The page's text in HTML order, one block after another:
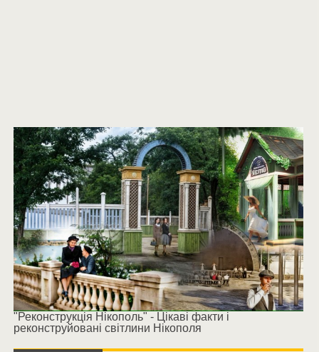
"Реконструкція Нікополь" - Цікаві факти і
реконструйовані світлини Нікополя